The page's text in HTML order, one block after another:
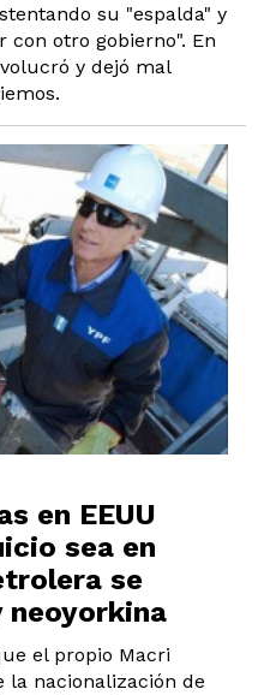
su "espalda" y
con otro gobierno". En
y dejó mal
en EEUU
sea en
se
neoyorkina
el propio Macri
la nacionalización de